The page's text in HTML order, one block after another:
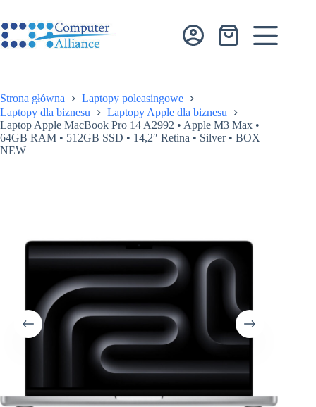
treści
Koszyk
Strona główna
Laptopy poleasingowe
Laptopy dla biznesu
Laptopy Apple dla biznesu
Laptop Apple MacBook Pro 14 A2992 • Apple M3 Max •
64GB RAM • 512GB SSD • 14,2″ Retina • Silver • BOX
NEW